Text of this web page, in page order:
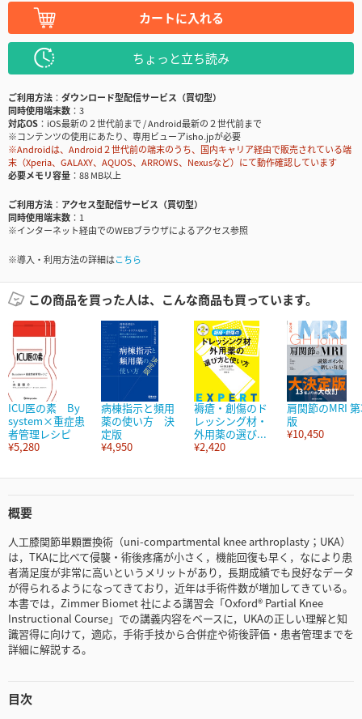
カートに入れる
ちょっと立ち読み
ご利用方法
ダウンロード型配信サービス（買切型）
同時使用端末数
3
対応OS
iOS最新の２世代前まで / Android最新の２世代前まで
※コンテンツの使用にあたり、専用ビューアisho.jpが必要
※Androidは、Android２世代前の端末のうち、国内キャリア経由で販売されている端
末（Xperia、GALAXY、AQUOS、ARROWS、Nexusなど）にて動作確認しています
必要メモリ容量
88 MB以上
ご利用方法
アクセス型配信サービス（買切型）
同時使用端末数
1
※インターネット経由でのWEBブラウザによるアクセス参照
※導入・利用方法の詳細はこちら
この商品を買った人は、こんな商品も買っています。
ICU医の素 By
system×重症患
者管理レシピ
¥5,280
病棟指示と頻用
薬の使い方 決
定版
¥4,950
褥瘡・創傷のド
レッシング材・
外用薬の選び...
¥2,420
肩関節のMRI
版
¥10,450
概要
人工膝関節単顆置換術（uni-compartmental knee arthroplasty；UKA）
は，TKAに比べて侵襲・術後疼痛が小さく，機能回復も早く，なにより患
者満足度が非常に高いというメリットがあり，⻑期成績でも良好なデータ
が得られるようになってきており，近年は手術件数が増加してきている。
本書では，Zimmer Biomet 社による講習会「Oxford® Partial Knee
Instructional Course」での講義内容をベースに，UKAの正しい理解と知
識習得に向けて，適応，手術手技から合併症や術後評価・患者管理までを
詳細に解説する。
目次